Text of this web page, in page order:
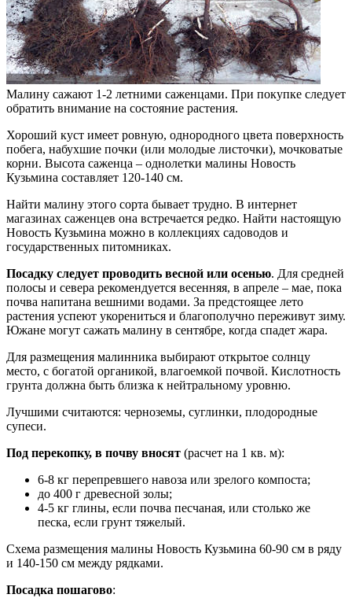
Малину сажают 1-2 летними саженцами. При покупке следует
обратить внимание на состояние растения.
Хороший куст имеет ровную, однородного цвета поверхность
побега, набухшие почки (или молодые листочки), мочковатые
корни. Высота саженца – однолетки малины Новость
Кузьмина составляет 120-140 см.
Найти малину этого сорта бывает трудно. В интернет
магазинах саженцев она встречается редко. Найти настоящую
Новость Кузьмина можно в коллекциях садоводов и
государственных питомниках.
Посадку следует проводить весной или осенью. Для средней
полосы и севера рекомендуется весенняя, в апреле – мае, пока
почва напитана вешними водами. За предстоящее лето
растения успеют укорениться и благополучно переживут зиму.
Южане могут сажать малину в сентябре, когда спадет жара.
Для размещения малинника выбирают открытое солнцу
место, с богатой органикой, влагоемкой почвой. Кислотность
грунта должна быть близка к нейтральному уровню.
Лучшими считаются: черноземы, суглинки, плодородные
супеси.
Под перекопку, в почву вносят (расчет на 1 кв. м):
6-8 кг перепревшего навоза или зрелого компоста;
до 400 г древесной золы;
4-5 кг глины, если почва песчаная, или столько же
песка, если грунт тяжелый.
Схема размещения малины Новость Кузьмина 60-90 см в ряду
и 140-150 см между рядками.
Посадка пошагово: